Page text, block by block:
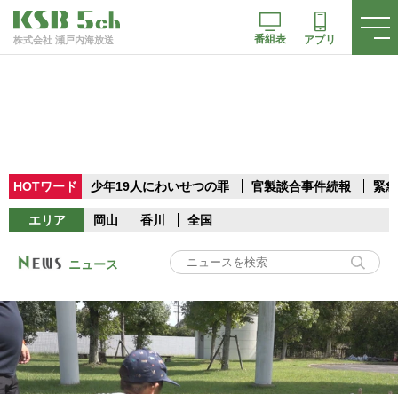
株式会社 瀬戸内海放送 番組表 アプリ
HOTワード 少年19人にわいせつの罪 官製談合事件続報 緊
エリア 岡山 香川 全国
ニュース